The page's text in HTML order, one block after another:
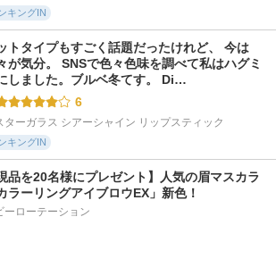
キングIN
トタイプもすごく話題だったけれど、 今は
が気分。 SNSで色々色味を調べて私はハグミ
しました。ブルベ冬てす。 Di…
6
ターガラス シアーシャイン リップスティック
キングIN
現品を20名様にプレゼント】人気の眉マスカラ
ラーリングアイブロウEX」新色！
ーローテーション